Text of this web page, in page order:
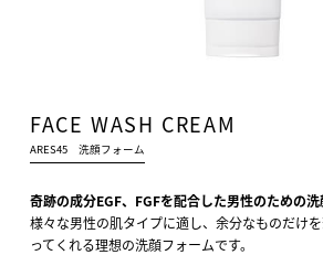
FACE WASH CREAM
ARES45 洗顔フォーム
奇跡の成分EGF、FGFを配合した男性のための
様々な男性の肌タイプに適し、余分なものだけ
ってくれる理想の洗顔フォームです。